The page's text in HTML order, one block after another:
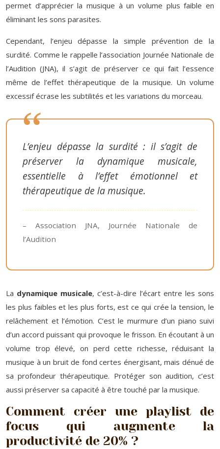
permet d’apprécier la musique à un volume plus faible en
éliminant les sons parasites.
Cependant, l’enjeu dépasse la simple prévention de la
surdité. Comme le rappelle l’association Journée Nationale de
l’Audition (JNA), il s’agit de préserver ce qui fait l’essence
même de l’effet thérapeutique de la musique. Un volume
excessif écrase les subtilités et les variations du morceau.
L’enjeu dépasse la surdité : il s’agit de
préserver la dynamique musicale,
essentielle à l’effet émotionnel et
thérapeutique de la musique.
– Association JNA, Journée Nationale de
l’Audition
La dynamique musicale, c’est-à-dire l’écart entre les sons
les plus faibles et les plus forts, est ce qui crée la tension, le
relâchement et l’émotion. C’est le murmure d’un piano suivi
d’un accord puissant qui provoque le frisson. En écoutant à un
volume trop élevé, on perd cette richesse, réduisant la
musique à un bruit de fond certes énergisant, mais dénué de
sa profondeur thérapeutique. Protéger son audition, c’est
aussi préserver sa capacité à être touché par la musique.
Comment créer une playlist de
focus qui augmente la
productivité de 20% ?